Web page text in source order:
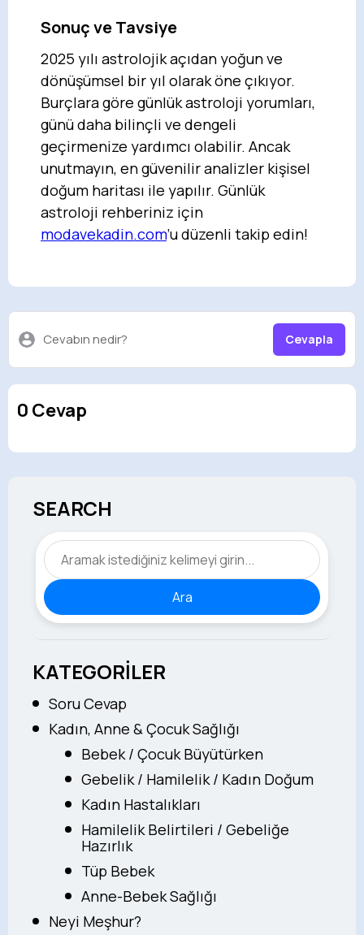
Sonuç ve Tavsiye
2025 yılı astrolojik açıdan yoğun ve
dönüşümsel bir yıl olarak öne çıkıyor.
Burçlara göre günlük astroloji yorumları,
günü daha bilinçli ve dengeli
geçirmenize yardımcı olabilir. Ancak
unutmayın, en güvenilir analizler kişisel
doğum haritası ile yapılır. Günlük
astroloji rehberiniz için
modavekadin.com’u düzenli takip edin!
Cevabın nedir? Cevapla
0 Cevap
SEARCH
Ara
KATEGORİLER
Soru Cevap
Kadın, Anne & Çocuk Sağlığı
Bebek / Çocuk Büyütürken
Gebelik / Hamilelik / Kadın Doğum
Kadın Hastalıkları
Hamilelik Belirtileri / Gebeliğe
Hazırlık
Tüp Bebek
Anne-Bebek Sağlığı
Neyi Meşhur?